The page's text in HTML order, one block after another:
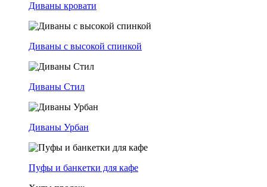
Диваны кровати
Диваны с высокой спинкой
Диваны Стил
Диваны Урбан
Пуфы и банкетки для кафе